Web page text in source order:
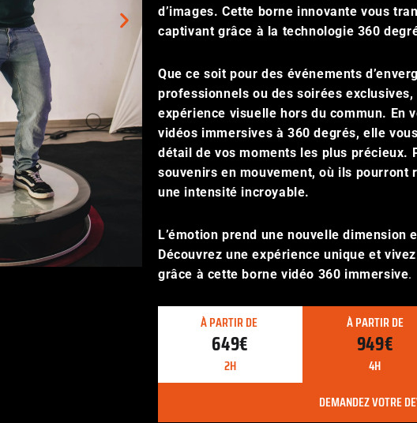
d’images. Cette borne innovante vous
captivant grâce à la technologie 360
Que ce soit pour des événements
professionnels ou des soirées
expérience visuelle hors du commun. En
vidéos immersives à 360 degrés, elle
détail de vos moments les plus précieux.
souvenirs en mouvement, où ils pourront
une intensité incroyable.
L’émotion prend une nouvelle dimension
Découvrez une expérience unique et
grâce à cette borne vidéo 360 immersive.
À PARTIR DE
649€
2H
À PARTIR DE
949€
4H
DEMANDEZ VOTRE